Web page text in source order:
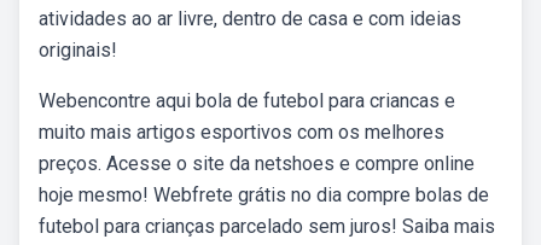
atividades ao ar livre, dentro de casa e com ideias
originais!
Webencontre aqui bola de futebol para criancas e
muito mais artigos esportivos com os melhores
preços. Acesse o site da netshoes e compre online
hoje mesmo! Webfrete grátis no dia compre bolas de
futebol para crianças parcelado sem juros! Saiba mais